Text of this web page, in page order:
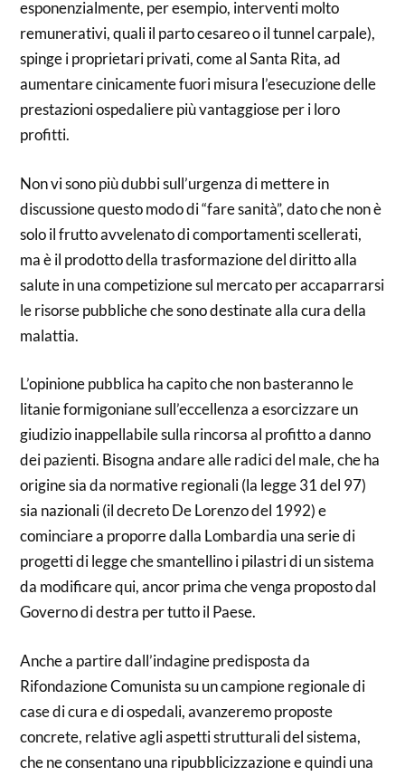
esponenzialmente, per esempio, interventi molto
remunerativi, quali il parto cesareo o il tunnel carpale),
spinge i proprietari privati, come al Santa Rita, ad
aumentare cinicamente fuori misura l’esecuzione delle
prestazioni ospedaliere più vantaggiose per i loro
profitti.
Non vi sono più dubbi sull’urgenza di mettere in
discussione questo modo di “fare sanità”, dato che non è
solo il frutto avvelenato di comportamenti scellerati,
ma è il prodotto della trasformazione del diritto alla
salute in una competizione sul mercato per accaparrarsi
le risorse pubbliche che sono destinate alla cura della
malattia.
L’opinione pubblica ha capito che non basteranno le
litanie formigoniane sull’eccellenza a esorcizzare un
giudizio inappellabile sulla rincorsa al profitto a danno
dei pazienti. Bisogna andare alle radici del male, che ha
origine sia da normative regionali (la legge 31 del 97)
sia nazionali (il decreto De Lorenzo del 1992) e
cominciare a proporre dalla Lombardia una serie di
progetti di legge che smantellino i pilastri di un sistema
da modificare qui, ancor prima che venga proposto dal
Governo di destra per tutto il Paese.
Anche a partire dall’indagine predisposta da
Rifondazione Comunista su un campione regionale di
case di cura e di ospedali, avanzeremo proposte
concrete, relative agli aspetti strutturali del sistema,
che ne consentano una ripubblicizzazione e quindi una